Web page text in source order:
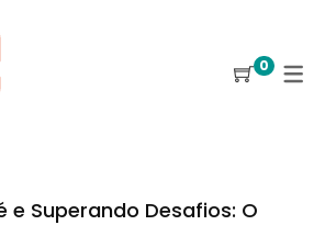
0
e Superando Desafios: O